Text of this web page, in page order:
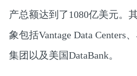
产总额达到了1080亿美元。
象包括Vantage Data Centers
集团以及美国DataBank。